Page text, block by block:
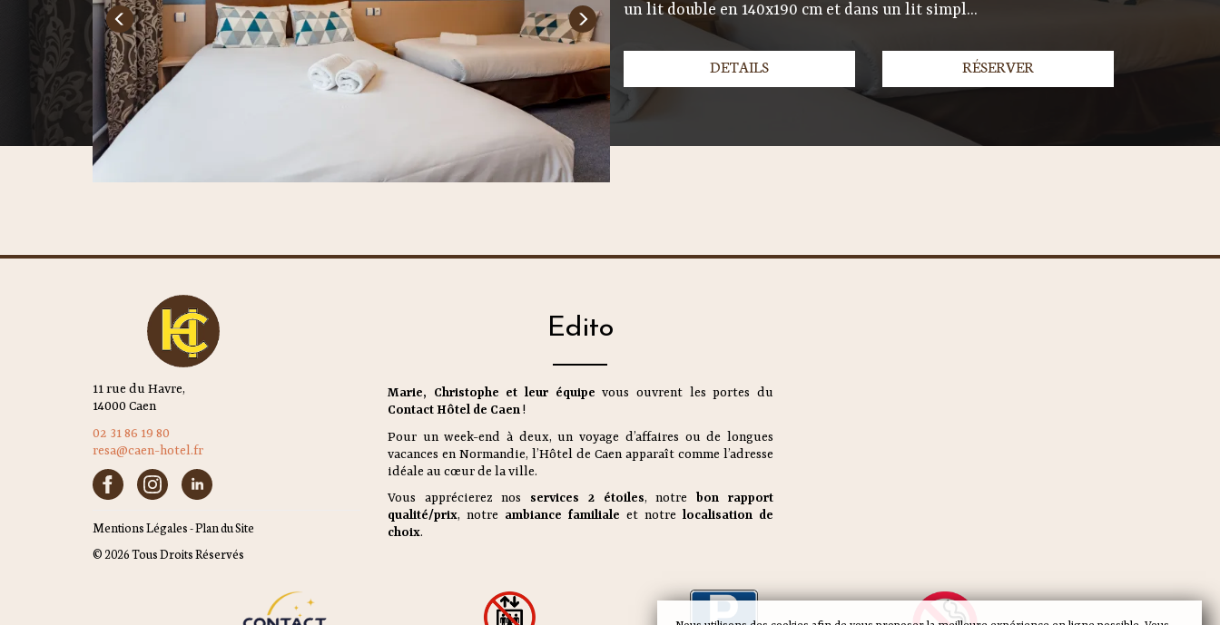
un lit double en 140x190 cm et dans un lit simpl...
DETAILS RÉSERVER
11 rue du Havre,
14000 Caen
02 31 86 19 80
resa@caen-hotel.fr
Mentions Légales-Plan du Site
© 2026 Tous Droits Réservés
Edito
Marie, Christophe et leur équipe vous ouvrent les portes du
Contact Hôtel de Caen!
Pour un week-end à deux, un voyage d’affaires ou de longues
vacances en Normandie, l’Hôtel de Caen apparaît comme l’adresse
idéale au cœur de la ville.
Vous apprécierez nos services 2 étoiles, notrebon rapport
qualité/prix, notre ambiance familiale et notre localisation de
choix.